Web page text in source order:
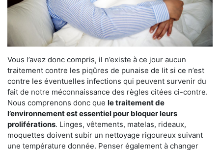
Vous l’avez donc compris, il n’existe à ce jour aucun
traitement contre les piqûres de punaise de lit si ce n’est
contre les éventuelles infections qui peuvent survenir du
fait de notre méconnaissance des règles citées ci-contre.
Nous comprenons donc que le traitement de
l’environnement est essentiel pour bloquer leurs
proliférations. Linges, vêtements, matelas, rideaux,
moquettes doivent subir un nettoyage rigoureux suivant
une température donnée. Penser également à changer